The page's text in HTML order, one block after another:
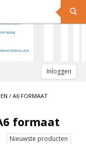
Inloggen
/ A6 FORMAAT
formaat
Nieuwste producten